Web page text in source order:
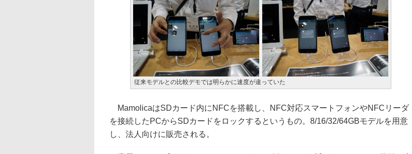
従来モデルとの比較デモでは明らかに速度が違っていた
MamolicaはSDカード内にNFCを搭載し、NFC対応スマートフォンやNFCリーダ
を接続したPCからSDカードをロックするというもの。8/16/32/64GBモデルを用意
し、法人向けに販売される。